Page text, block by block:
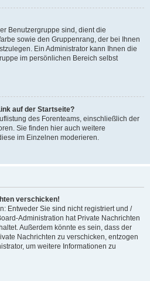
Benutzergruppe sind, dient die
sowie den Gruppenrang, der bei Ihnen
Ein Administrator kann Ihnen die
im persönlichen Bereich selbst
auf der Startseite?
des Forenteams, einschließlich der
Sie finden hier auch weitere
im Einzelnen moderieren.
verschicken!
Entweder Sie sind nicht registriert und /
Administration hat Private Nachrichten
Außerdem könnte es sein, dass der
Nachrichten zu verschicken, entzogen
um weitere Informationen zu